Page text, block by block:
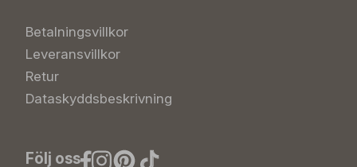
Betalningsvillkor
Leveransvillkor
Retur
Dataskyddsbeskrivning
Följ oss